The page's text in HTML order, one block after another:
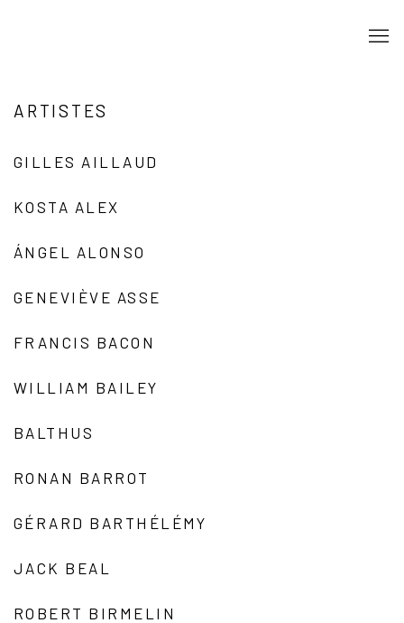
ARTISTES
GILLES AILLAUD
KOSTA ALEX
ÁNGEL ALONSO
GENEVIÈVE ASSE
FRANCIS BACON
WILLIAM BAILEY
BALTHUS
RONAN BARROT
GÉRARD BARTHÉLÉMY
JACK BEAL
ROBERT BIRMELIN